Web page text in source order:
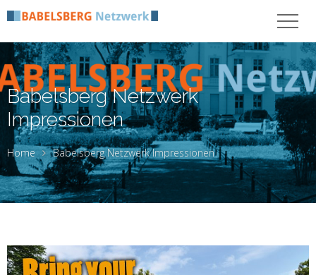
Babelsberg Netzwerk
Impressionen
Home Babelsberg Netzwerk Impressionen